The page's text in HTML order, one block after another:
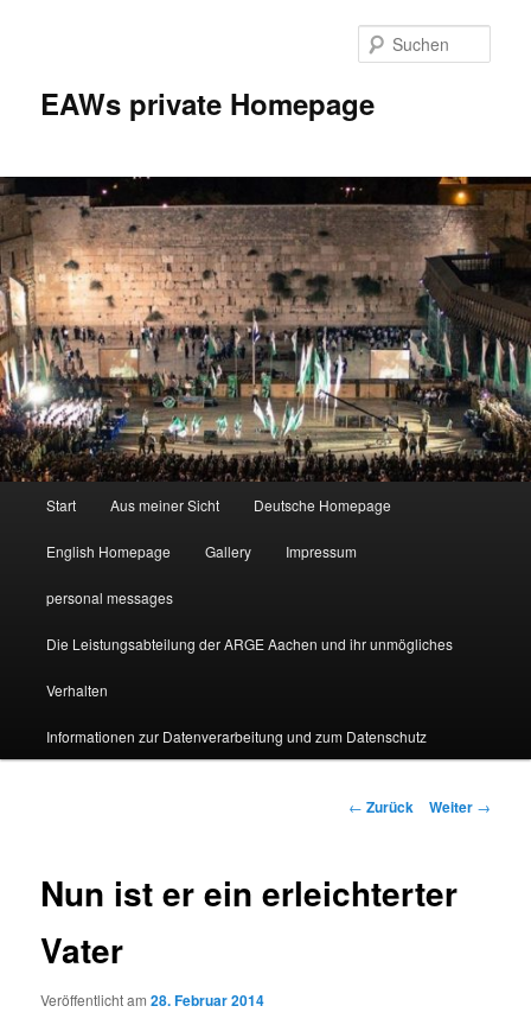
EAWs private Homepage
Start Aus meiner Sicht Deutsche Homepage
English Homepage Gallery Impressum
personal messages
Die Leistungsabteilung der ARGE Aachen und ihr unmögliches
Verhalten
Informationen zur Datenverarbeitung und zum Datenschutz
Beitragsnavigation
← Zurück Weiter →
Nun ist er ein erleichterter
Vater
Veröffentlicht am28. Februar 2014